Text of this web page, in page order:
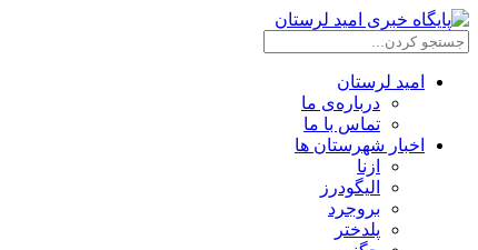
امید لرستان
درباره‌ی ما
تماس با ما
اخبار شهرستان ها
ازنا
الیگودرز
بروجرد
پلدختر